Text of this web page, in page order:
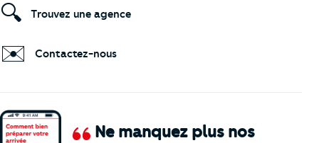
Ne manquez plus nos
🔍 Trouvez une agence
✉️ Contactez-nous